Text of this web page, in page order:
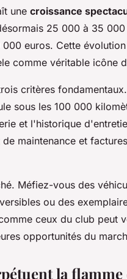
une croissance
25 000 à 35
euros. Cette
comme véritable icône
critères
sous les 100 000
et l'historique
maintenance et
Méfiez-vous des
ou des
ceux du club peut
opportunités du
la flamme